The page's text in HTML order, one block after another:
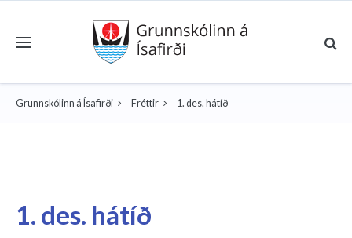
Toggle navigation
Grunnskólinn á Ísafirði Fréttir 1. des. hátíð
1. des. hátíð